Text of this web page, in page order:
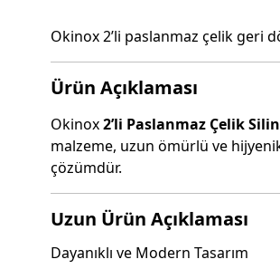
Okinox 2’li paslanmaz çelik geri
Ürün Açıklaması
Okinox2’li Paslanmaz Çelik
malzeme, uzun ömürlü ve
çözümdür.
Uzun Ürün Açıklaması
Dayanıklı ve Modern Tasarım